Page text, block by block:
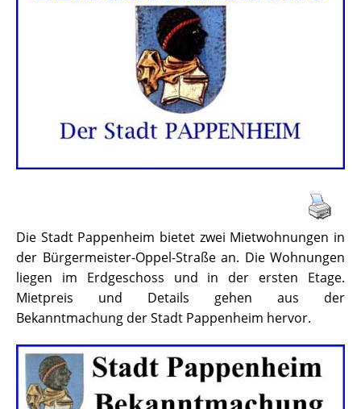
Die Stadt Pappenheim bietet zwei Mietwohnungen in
der Bürgermeister-Oppel-Straße an. Die Wohnungen
liegen im Erdgeschoss und in der ersten Etage.
Mietpreis und Details gehen aus der
Bekanntmachung der Stadt Pappenheim hervor.